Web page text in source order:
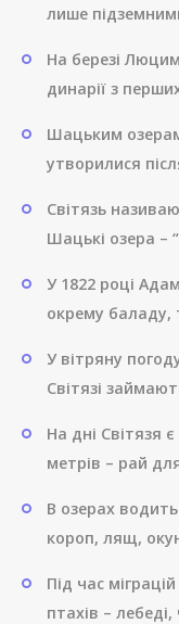
лише
На березі
динарії з
Шацьким
утворилися
Світязь
Шацькі озера –
У 1822 році
окрему баладу,
У вітряну
Світязі
На дні Світязя
метрів – рай
В озерах
короп, лящ,
Під час
птахів –